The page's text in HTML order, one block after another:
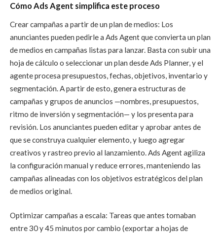
Cómo Ads Agent simplifica este proceso
Crear campañas a partir de un plan de medios: Los
anunciantes pueden pedirle a Ads Agent que convierta un plan
de medios en campañas listas para lanzar. Basta con subir una
hoja de cálculo o seleccionar un plan desde Ads Planner, y el
agente procesa presupuestos, fechas, objetivos, inventario y
segmentación. A partir de esto, genera estructuras de
campañas y grupos de anuncios —nombres, presupuestos,
ritmo de inversión y segmentación— y los presenta para
revisión. Los anunciantes pueden editar y aprobar antes de
que se construya cualquier elemento, y luego agregar
creativos y rastreo previo al lanzamiento. Ads Agent agiliza
la configuración manual y reduce errores, manteniendo las
campañas alineadas con los objetivos estratégicos del plan
de medios original.
Optimizar campañas a escala: Tareas que antes tomaban
entre 30 y 45 minutos por cambio (exportar a hojas de